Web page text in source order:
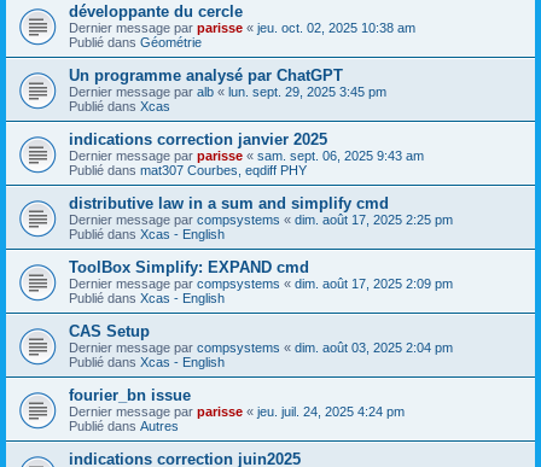
développante du cercle
Dernier message par parisse « jeu. oct. 02, 2025 10:38 am
Publié dans Géométrie
Un programme analysé par ChatGPT
Dernier message par alb « lun. sept. 29, 2025 3:45 pm
Publié dans Xcas
indications correction janvier 2025
Dernier message par parisse « sam. sept. 06, 2025 9:43 am
Publié dans mat307 Courbes, eqdiff PHY
distributive law in a sum and simplify cmd
Dernier message par compsystems « dim. août 17, 2025 2:25 pm
Publié dans Xcas - English
ToolBox Simplify: EXPAND cmd
Dernier message par compsystems « dim. août 17, 2025 2:09 pm
Publié dans Xcas - English
CAS Setup
Dernier message par compsystems « dim. août 03, 2025 2:04 pm
Publié dans Xcas - English
fourier_bn issue
Dernier message par parisse « jeu. juil. 24, 2025 4:24 pm
Publié dans Autres
indications correction juin2025